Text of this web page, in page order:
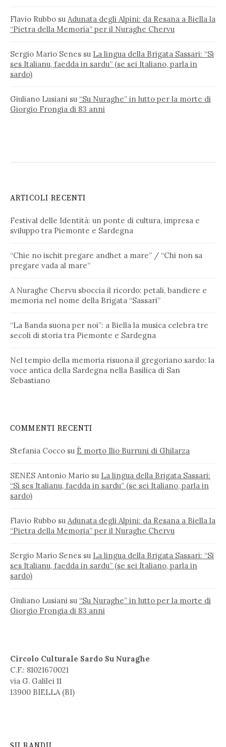
Flavio Rubbo su Adunata degli Alpini: da Resana a Biella la
“Pietra della Memoria” per il Nuraghe Chervu
Sergio Mario Senes su La lingua della Brigata Sassari: “Si
ses Italianu, faedda in sardu” (se sei Italiano, parla in
sardo)
Giuliano Lusiani su “Su Nuraghe” in lutto per la morte di
Giorgio Frongia di 83 anni
ARTICOLI RECENTI
Festival delle Identità: un ponte di cultura, impresa e
sviluppo tra Piemonte e Sardegna
“Chie no ischit pregare andhet a mare” / “Chi non sa
pregare vada al mare”
A Nuraghe Chervu sboccia il ricordo: petali, bandiere e
memoria nel nome della Brigata “Sassari”
“La Banda suona per noi”: a Biella la musica celebra tre
secoli di storia tra Piemonte e Sardegna
Nel tempio della memoria risuona il gregoriano sardo: la
voce antica della Sardegna nella Basilica di San
Sebastiano
COMMENTI RECENTI
Stefania Cocco su È morto Ilio Burruni di Ghilarza
SENES Antonio Mario su La lingua della Brigata Sassari:
“Si ses Italianu, faedda in sardu” (se sei Italiano, parla in
sardo)
Flavio Rubbo su Adunata degli Alpini: da Resana a Biella la
“Pietra della Memoria” per il Nuraghe Chervu
Sergio Mario Senes su La lingua della Brigata Sassari: “Si
ses Italianu, faedda in sardu” (se sei Italiano, parla in
sardo)
Giuliano Lusiani su “Su Nuraghe” in lutto per la morte di
Giorgio Frongia di 83 anni
Circolo Culturale Sardo Su Nuraghe
C.F.: 81021670021
via G. Galilei 11
13900 BIELLA (BI)